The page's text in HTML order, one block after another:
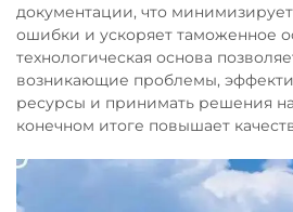
документации, что
ошибки и ускоряет таможенное
технологическая основа
возникающие проблемы,
ресурсы и принимать решения
конечном итоге повышает